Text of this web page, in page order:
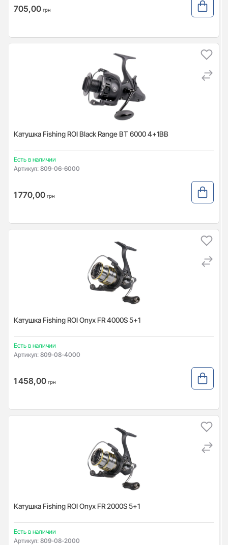
705,00 грн
Катушка Fishing ROI Black Range BT 6000 4+1BB
Есть в наличии
Артикул: 809-06-6000
1 770,00 грн
Катушка Fishing ROI Onyx FR 4000S 5+1
Есть в наличии
Артикул: 809-08-4000
1 458,00 грн
Катушка Fishing ROI Onyx FR 2000S 5+1
Есть в наличии
Артикул: 809-08-2000